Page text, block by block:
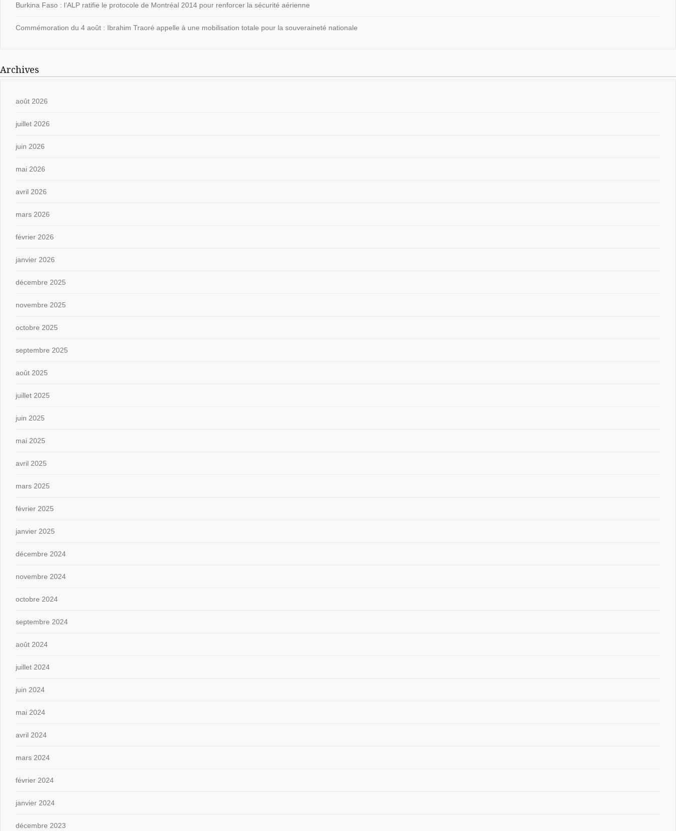
Burkina Faso : l’ALP ratifie le protocole de Montréal 2014 pour renforcer la sécurité aérienne
Commémoration du 4 août : Ibrahim Traoré appelle à une mobilisation totale pour la souveraineté nationale
Archives
août 2026
juillet 2026
juin 2026
mai 2026
avril 2026
mars 2026
février 2026
janvier 2026
décembre 2025
novembre 2025
octobre 2025
septembre 2025
août 2025
juillet 2025
juin 2025
mai 2025
avril 2025
mars 2025
février 2025
janvier 2025
décembre 2024
novembre 2024
octobre 2024
septembre 2024
août 2024
juillet 2024
juin 2024
mai 2024
avril 2024
mars 2024
février 2024
janvier 2024
décembre 2023